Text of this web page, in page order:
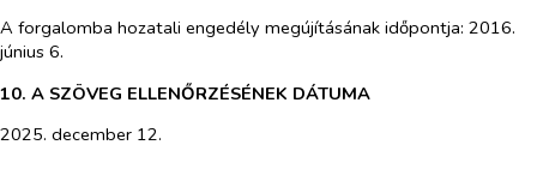
A forgalomba hozatali engedély megújításának időpontja: 2016.
június 6.
10. A SZÖVEG ELLENŐRZÉSÉNEK DÁTUMA
2025. december 12.